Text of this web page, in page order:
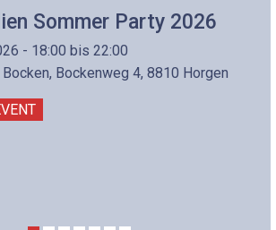
Sommer Party 2026
- 18:00 bis 22:00
Bockenweg 4, 8810 Horgen